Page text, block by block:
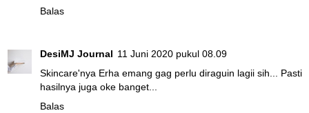
Balas
DesiMJ Journal 11 Juni 2020 pukul 08.09
Skincare'nya Erha emang gag perlu diraguin lagii sih... Pasti
hasilnya juga oke banget...
Balas